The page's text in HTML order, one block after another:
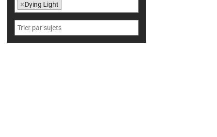
×Dying Light